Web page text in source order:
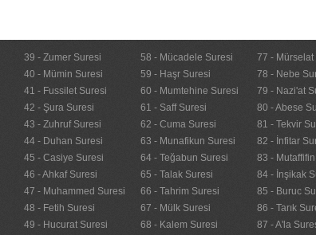
39 - Zumer Suresi
40 - Mümin Suresi
41 - Fussilet Suresi
42 - Şura Suresi
43 - Zuhruf Suresi
44 - Duhan Suresi
45 - Casiye Suresi
46 - Ahkaf Suresi
47 - Muhammed Suresi
48 - Fetih Suresi
49 - Hucurat Suresi
58 - Mücadele Suresi
59 - Haşr Suresi
60 - Mumtehine Suresi
61 - Saff Suresi
62 - Cuma Suresi
63 - Munafikun Suresi
64 - Teğabun Suresi
65 - Talak Suresi
66 - Tahrim Suresi
67 - Mülk Suresi
68 - Kalem Suresi
77 - Mürselat
78 - Nebe
79 - Nazi'at
80 - Abese
81 - Tekvir
82 - İnfitar
83 -
84 - İnşikak
85 - Buruc
86 - Tarık
87 - A'la